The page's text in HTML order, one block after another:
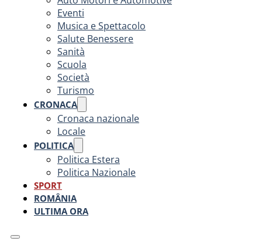
Eventi
Musica e Spettacolo
Salute Benessere
Sanità
Scuola
Società
Turismo
CRONACA
Cronaca nazionale
Locale
POLITICA
Politica Estera
Politica Nazionale
SPORT
ROMÂNIA
ULTIMA ORA